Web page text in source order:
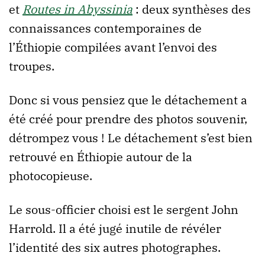
et Routes in Abyssinia : deux synthèses des
connaissances contemporaines de
l’Éthiopie compilées avant l’envoi des
troupes.
Donc si vous pensiez que le détachement a
été créé pour prendre des photos souvenir,
détrompez vous ! Le détachement s’est bien
retrouvé en Éthiopie autour de la
photocopieuse.
Le sous-officier choisi est le sergent John
Harrold. Il a été jugé inutile de révéler
l’identité des six autres photographes.